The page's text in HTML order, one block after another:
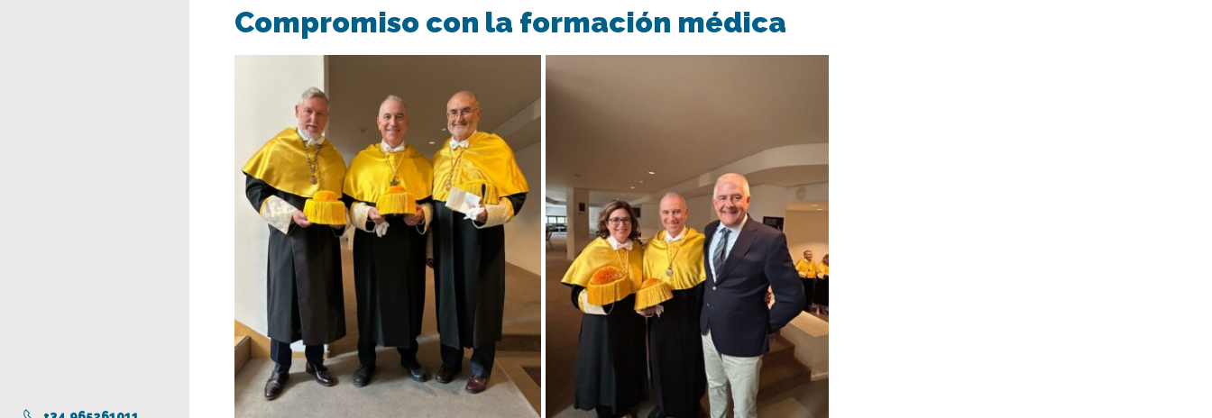
Compromiso con la formación médica